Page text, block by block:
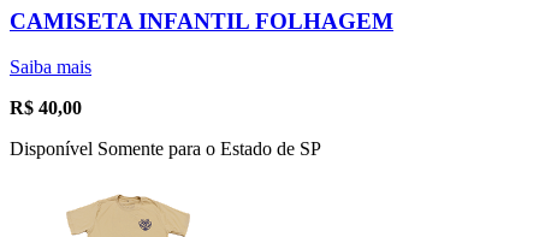
CAMISETA INFANTIL FOLHAGEM
Saiba mais
R$ 40,00
Disponível Somente para o Estado de SP